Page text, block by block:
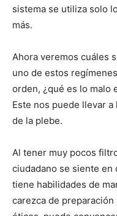
sistema se utiliza solo
más.
Ahora veremos cuáles
uno de estos
orden, ¿qué es lo malo
Este nos puede llevar
de la plebe.
Al tener muy pocos
ciudadano se siente en
tiene habilidades de
carezca de